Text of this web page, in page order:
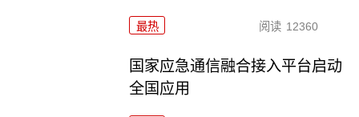
最热 阅读 12360
国家应急通信融合接入平台启动
全国应用